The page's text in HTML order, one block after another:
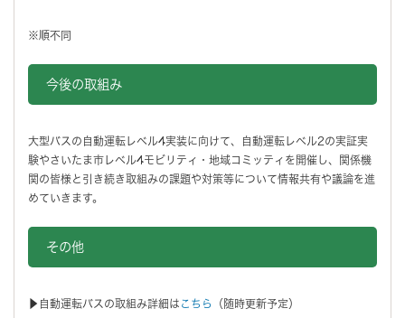
※順不同
今後の取組み
大型バスの自動運転レベル4実装に向けて、自動運転レベル2の実証実
験やさいたま市レベル4モビリティ・地域コミッティを開催し、関係機
関の皆様と引き続き取組みの課題や対策等について情報共有や議論を進
めていきます。
その他
▶自動運転バスの取組み詳細は こちら （随時更新予定）